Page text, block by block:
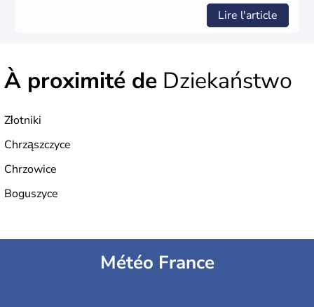
Lire l'article
À proximité de Dziekaństwo
Złotniki
Chrząszczyce
Chrzowice
Boguszyce
Météo France